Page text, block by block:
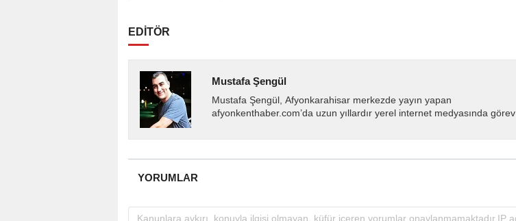
EDİTÖR
Mustafa Şengül
Mustafa Şengül, Afyonkarahisar merkezde yayın yapan
afyonkenthaber.com’da uzun yıllardır yerel internet medyasında görev
YORUMLAR